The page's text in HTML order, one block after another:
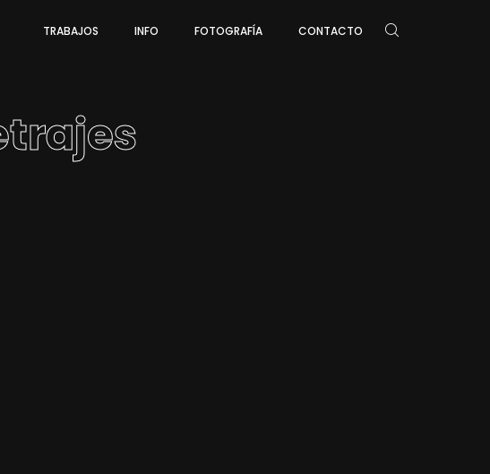
TRABAJOS INFO FOTOGRAFÍA CONTACTO